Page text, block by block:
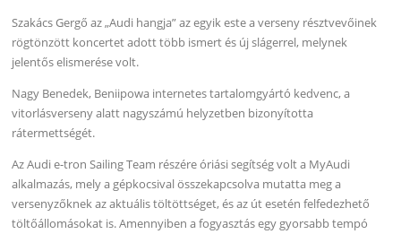
Szakács Gergő az „Audi hangja” az egyik este a verseny résztvevőinek
rögtönzött koncertet adott több ismert és új slágerrel, melynek
jelentős elismerése volt.
Nagy Benedek, Beniipowa internetes tartalomgyártó kedvenc, a
vitorlásverseny alatt nagyszámú helyzetben bizonyította
rátermettségét.
Az Audi e-tron Sailing Team részére óriási segítség volt a MyAudi
alkalmazás, mely a gépkocsival összekapcsolva mutatta meg a
versenyzőknek az aktuális töltöttséget, és az út esetén felfedezhető
töltőállomásokat is. Amennyiben a fogyasztás egy gyorsabb tempó